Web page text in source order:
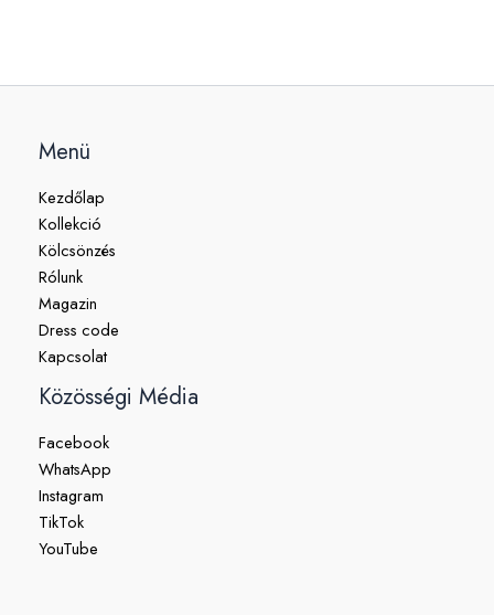
Menü
Kezdőlap
Kollekció
Kölcsönzés
Rólunk
Magazin
Dress code
Kapcsolat
Közösségi Média
Facebook
WhatsApp
Instagram
TikTok
YouTube